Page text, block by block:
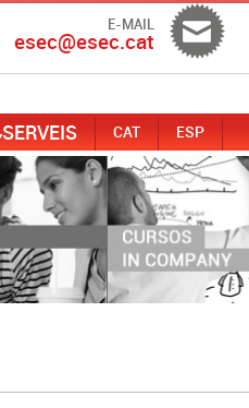
E-MAIL
esec@esec.cat
SERVEIS CAT ESP